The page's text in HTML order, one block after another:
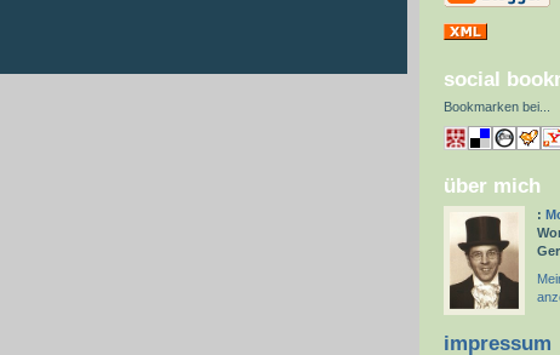
social
Bookmarken bei
über mich
:
impressum